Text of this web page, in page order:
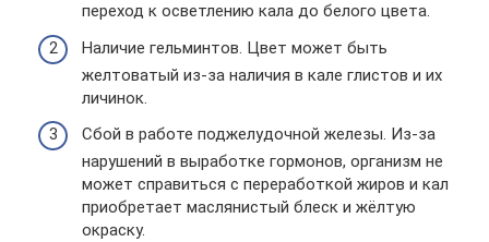
переход к осветлению кала до белого цвета.
Наличие гельминтов. Цвет может быть
желтоватый из-за наличия в кале глистов и их
личинок.
Сбой в работе поджелудочной железы. Из-за
нарушений в выработке гормонов, организм не
может справиться с переработкой жиров и кал
приобретает маслянистый блеск и жёлтую
окраску.